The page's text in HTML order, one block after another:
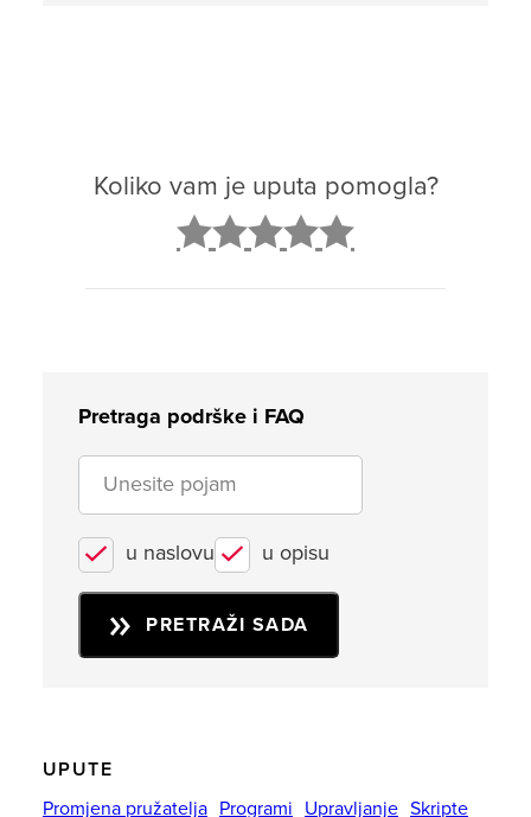
Koliko vam je uputa pomogla?
Pretraga podrške i FAQ
u naslovu u opisu
PRETRAŽI SADA
UPUTE
Promjena pružatelja Programi Upravljanje Skripte